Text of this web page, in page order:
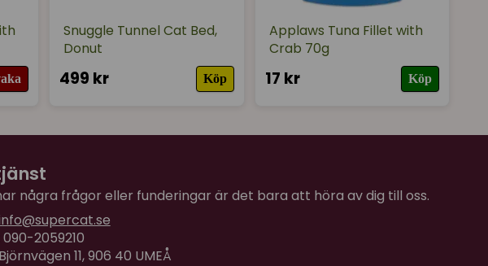
Snuggle Tunnel Cat Bed,
Donut
499 kr Köp
Applaws Tuna Fillet with
Crab 70g
17 kr Köp
några frågor eller funderingar är det bara att höra av dig till oss.
2059210
11, 906 40 UMEÅ